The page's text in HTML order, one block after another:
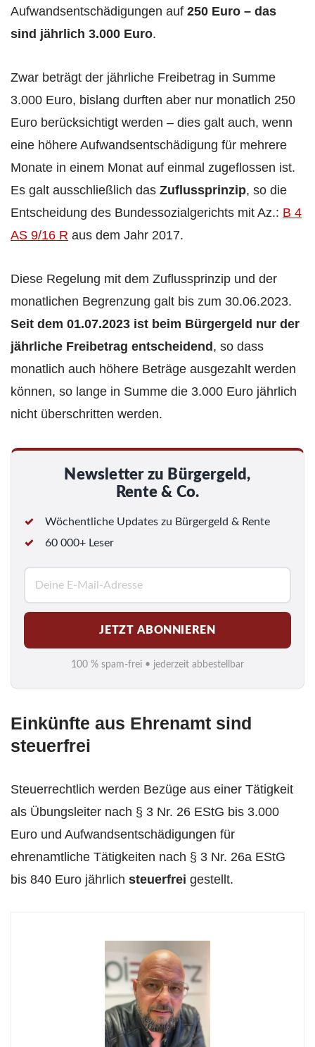
Aufwandsentschädigungen auf 250 Euro – das
sind jährlich 3.000 Euro.
Zwar beträgt der jährliche Freibetrag in Summe
3.000 Euro, bislang durften aber nur monatlich 250
Euro berücksichtigt werden – dies galt auch, wenn
eine höhere Aufwandsentschädigung für mehrere
Monate in einem Monat auf einmal zugeflossen ist.
Es galt ausschließlich das Zuflussprinzip, so die
Entscheidung des Bundessozialgerichts mit Az.: B 4
AS 9/16 R aus dem Jahr 2017.
Diese Regelung mit dem Zuflussprinzip und der
monatlichen Begrenzung galt bis zum 30.06.2023.
Seit dem 01.07.2023 ist beim Bürgergeld nur der
jährliche Freibetrag entscheidend , so dass
monatlich auch höhere Beträge ausgezahlt werden
können, so lange in Summe die 3.000 Euro jährlich
nicht überschritten werden.
Newsletter zu Bürgergeld,
Rente & Co.
Wöchentliche Updates zu Bürgergeld & Rente
60 000+ Leser
M
a
i
l
*
JETZT ABONNIEREN
100 % spam-frei • jederzeit abbestellbar
Einkünfte aus Ehrenamt sind
steuerfrei
Steuerrechtlich werden Bezüge aus einer Tätigkeit
als Übungsleiter nach § 3 Nr. 26 EStG bis 3.000
Euro und Aufwandsentschädigungen für
ehrenamtliche Tätigkeiten nach § 3 Nr. 26a EStG
bis 840 Euro jährlich steuerfrei gestellt.